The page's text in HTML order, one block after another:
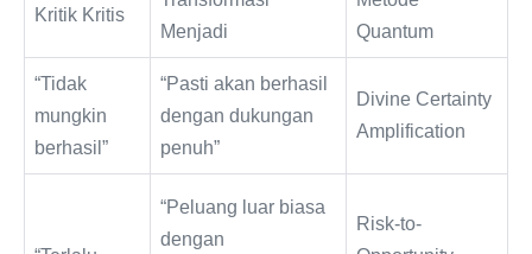
Kritik Kritis
Menjadi
Quantum
“Tidak
mungkin
berhasil”
“Pasti akan berhasil
dengan dukungan
penuh”
Divine Certainty
Amplification
“Peluang luar biasa
dengan
Risk-to-